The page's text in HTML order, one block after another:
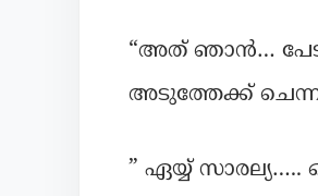
“അത് ഞാൻ…
അടുത്തേക്ക്
” ഏയ്യ്